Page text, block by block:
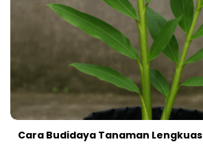
Cara Budidaya Tanaman Lengkuas